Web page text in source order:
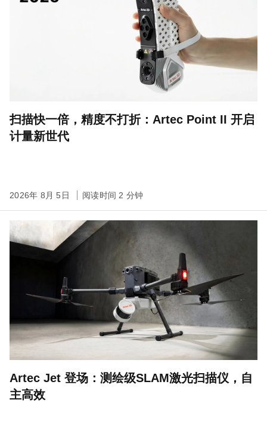
扫描快一倍，精度不打折：Artec Point II 开启
计量新世代
2026年 8月 5日 阅读时间 2 分钟
Artec Jet 登场：测绘级SLAM激光扫描仪，自
主高效